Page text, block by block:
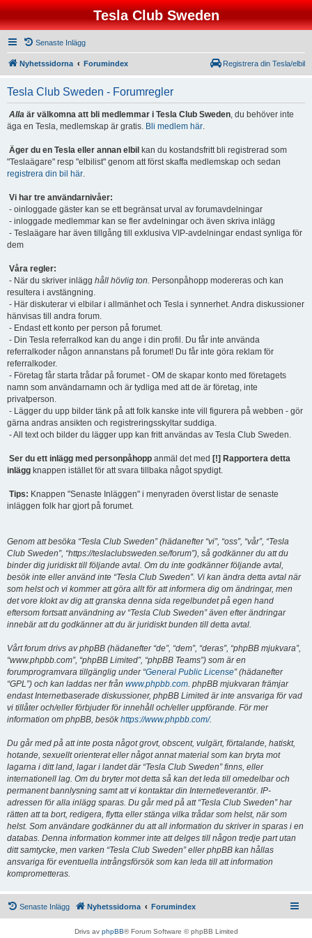
Tesla Club Sweden
Senaste Inlägg
Nyhetssidorna Forumindex Registrera din Tesla/elbil
Tesla Club Sweden - Forumregler
Alla är välkomna att bli medlemmar i Tesla Club Sweden, du behöver inte
äga en Tesla, medlemskap är gratis. Bli medlem här.
Äger du en Tesla eller annan elbil kan du kostandsfritt bli registrerad som
"Teslaägare" resp "elbilist" genom att först skaffa medlemskap och sedan
registrera din bil här.
Vi har tre användarnivåer:
- oinloggade gäster kan se ett begränsat urval av forumavdelningar
- inloggade medlemmar kan se fler avdelningar och även skriva inlägg
- Teslaägare har även tillgång till exklusiva VIP-avdelningar endast synliga för
dem
Våra regler:
- När du skriver inlägg håll hövlig ton. Personpåhopp modereras och kan
resultera i avstängning.
- Här diskuterar vi elbilar i allmänhet och Tesla i synnerhet. Andra diskussioner
hänvisas till andra forum.
- Endast ett konto per person på forumet.
- Din Tesla referralkod kan du ange i din profil. Du får inte använda
referralkoder någon annanstans på forumet! Du får inte göra reklam för
referralkoder.
- Företag får starta trådar på forumet - OM de skapar konto med företagets
namn som användarnamn och är tydliga med att de är företag, inte
privatperson.
- Lägger du upp bilder tänk på att folk kanske inte vill figurera på webben - gör
gärna andras ansikten och registreringsskyltar suddiga.
- All text och bilder du lägger upp kan fritt användas av Tesla Club Sweden.
Ser du ett inlägg med personpåhopp anmäl det med [!] Rapportera detta
inlägg knappen istället för att svara tillbaka något spydigt.
Tips: Knappen "Senaste Inläggen" i menyraden överst listar de senaste
inläggen folk har gjort på forumet.
Genom att besöka “Tesla Club Sweden” (hädanefter “vi”, “oss”, “vår”, “Tesla
Club Sweden”, “https://teslaclubsweden.se/forum”), så godkänner du att du
binder dig juridiskt till följande avtal. Om du inte godkänner följande avtal,
besök inte eller använd inte “Tesla Club Sweden”. Vi kan ändra detta avtal när
som helst och vi kommer att göra allt för att informera dig om ändringar, men
det vore klokt av dig att granska denna sida regelbundet på egen hand
eftersom fortsatt användning av “Tesla Club Sweden” även efter ändringar
innebär att du godkänner att du är juridiskt bunden till detta avtal.
Vårt forum drivs av phpBB (hädanefter “de”, “dem”, “deras”, “phpBB mjukvara”,
“www.phpbb.com”, “phpBB Limited”, “phpBB Teams”) som är en
forumprogramvara tillgänglig under “General Public License” (hädanefter
“GPL”) och kan laddas ner från www.phpbb.com. phpBB mjukvaran främjar
endast Internetbaserade diskussioner, phpBB Limited är inte ansvariga för vad
vi tillåter och/eller förbjuder för innehåll och/eller uppförande. För mer
information om phpBB, besökhttps://www.phpbb.com/.
Du går med på att inte posta något grovt, obscent, vulgärt, förtalande, hatiskt,
hotande, sexuellt orienterat eller något annat material som kan bryta mot
lagarna i ditt land, lagar i landet där “Tesla Club Sweden” finns, eller
internationell lag. Om du bryter mot detta så kan det leda till omedelbar och
permanent bannlysning samt att vi kontaktar din Internetleverantör. IP-
adressen för alla inlägg sparas. Du går med på att “Tesla Club Sweden” har
rätten att ta bort, redigera, flytta eller stänga vilka trådar som helst, när som
helst. Som användare godkänner du att all information du skriver in sparas i en
databas. Denna information kommer inte att delges till någon tredje part utan
ditt samtycke, men varken “Tesla Club Sweden” eller phpBB kan hållas
ansvariga för eventuella intrångsförsök som kan leda till att information
komprometteras.
Senaste Inlägg Nyhetssidorna Forumindex
Drivs av phpBB® Forum Software © phpBB Limited